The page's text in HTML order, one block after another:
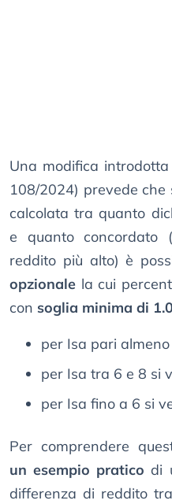
Una modifica
108/2024) prevede che
calcolata tra quanto
e quanto concordato
reddito più alto) è
opzionale la cui
con soglia minima di
per Isa pari
per Isa tra 6 e 8 si
per Isa fino a 6 si
Per comprendere
un esempio pratico di
differenza di reddito